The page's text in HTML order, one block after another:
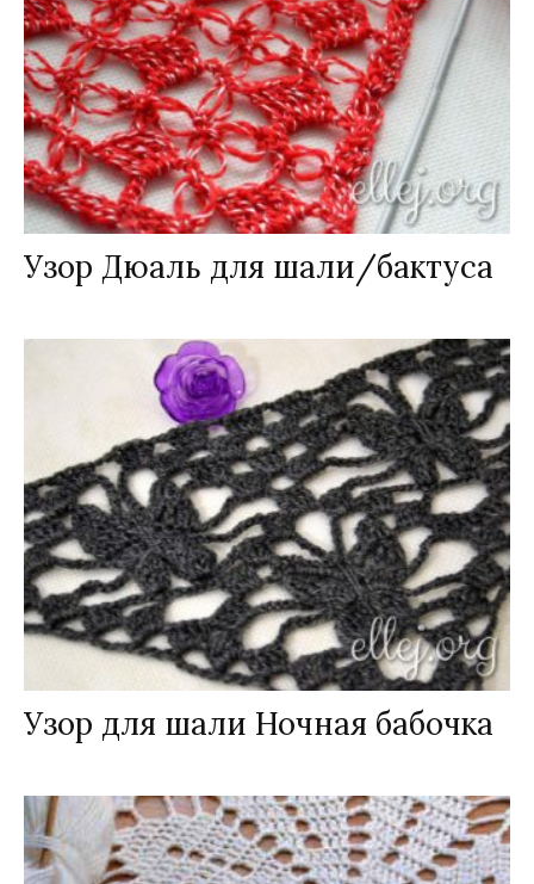
Узор Дюаль для шали/бактуса
Узор для шали Ночная бабочка